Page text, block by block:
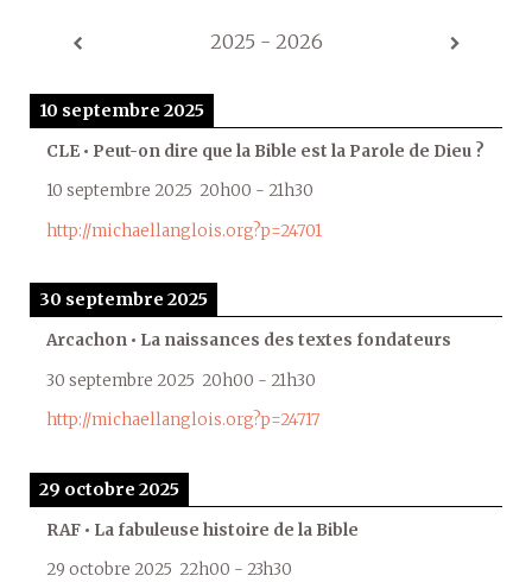
2025 - 2026
10 septembre 2025
CLE • Peut-on dire que la Bible est la Parole de Dieu ?
10 septembre 2025 20h00 - 21h30
http://michaellanglois.org?p=24701
30 septembre 2025
Arcachon • La naissances des textes fondateurs
30 septembre 2025 20h00 - 21h30
http://michaellanglois.org?p=24717
29 octobre 2025
RAF • La fabuleuse histoire de la Bible
29 octobre 2025 22h00 - 23h30